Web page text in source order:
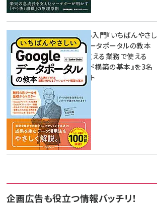
無料BIツール入門『いちばんやさし
いGoogleデータポータルの教本
人気講師が教える業務で使える
ダッシュボード構築の基本』を3名
様にプレゼント
7月31日 10:00
企画広告も役立つ情報バッチリ！